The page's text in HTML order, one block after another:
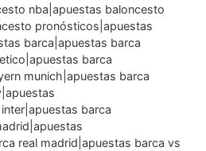
nba|apuestas baloncesto
pronósticos|apuestas
barca|apuestas barca
barca
munich|apuestas barca
barca
real madrid|apuestas barca vs